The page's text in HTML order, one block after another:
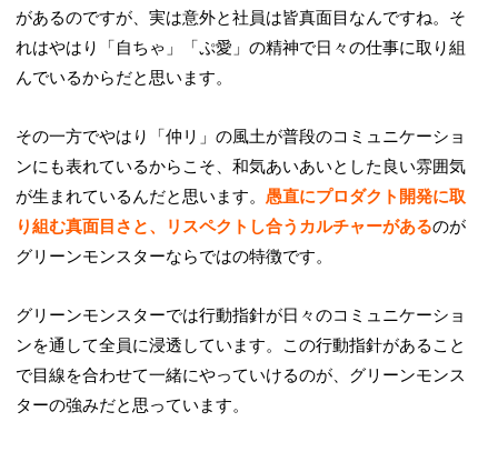
があるのですが、実は意外と社員は皆真面目なんですね。そ
れはやはり「自ちゃ」「ぷ愛」の精神で日々の仕事に取り組
んでいるからだと思います。
その一方でやはり「仲リ」の風土が普段のコミュニケーショ
ンにも表れているからこそ、和気あいあいとした良い雰囲気
が生まれているんだと思います。愚直にプロダクト開発に取
り組む真面目さと、リスペクトし合うカルチャーがあるのが
グリーンモンスターならではの特徴です。
グリーンモンスターでは行動指針が日々のコミュニケーショ
ンを通して全員に浸透しています。この行動指針があること
で目線を合わせて一緒にやっていけるのが、グリーンモンス
ターの強みだと思っています。